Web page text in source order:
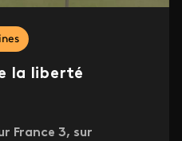
la liberté
France 3, sur